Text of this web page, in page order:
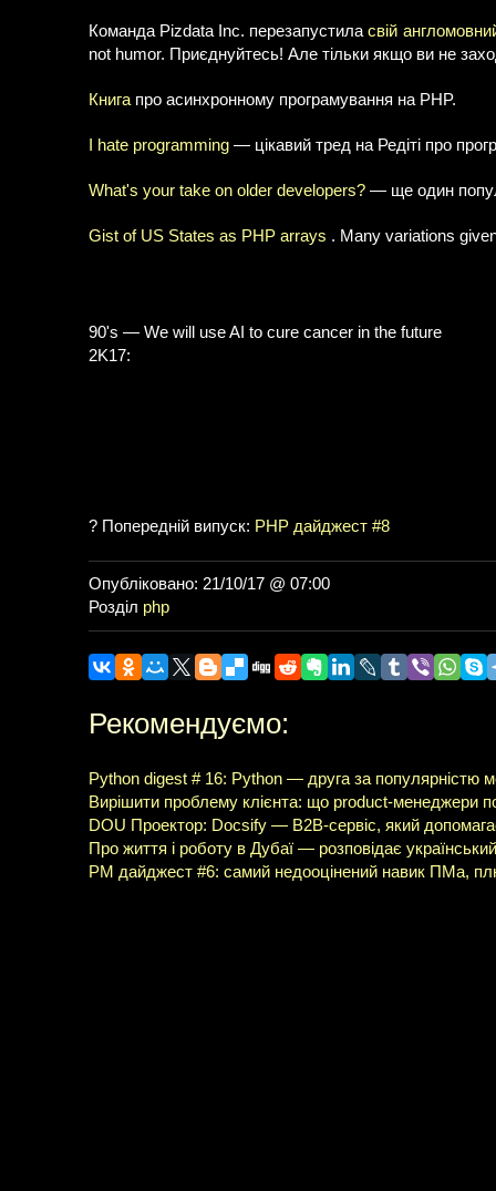
Команда Pizdata Inc. перезапустиласвій
not humor. Приєднуйтесь! Але тільки якщо ви не
Книга про асинхронному програмування на PHP.
I hate programming — цікавий тред на Редіті про
What's your take on older developers? — ще один
Gist of US States as PHP arrays . Many variations
90's — We will use AI to cure cancer in the future
2K17:
? Попередній випуск: PHP дайджест #8
Опубліковано: 21/10/17 @ 07:00
Розділ php
Рекомендуємо:
Python digest # 16: Python — друга за популярністю
Вирішити проблему клієнта: що product-менеджери
DOU Проектор: Docsify — B2B-сервіс, який
Про життя і роботу в Дубаї — розповідає
PM дайджест #6: самий недооцінений навик ПМа,